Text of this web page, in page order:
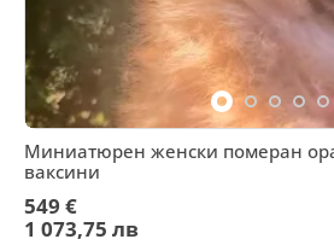
Миниатюрен женски померан
ваксини
549 €
1 073,75 лв